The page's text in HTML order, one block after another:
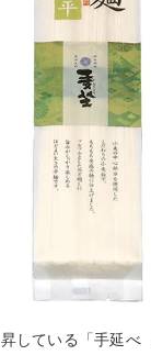
している「手延